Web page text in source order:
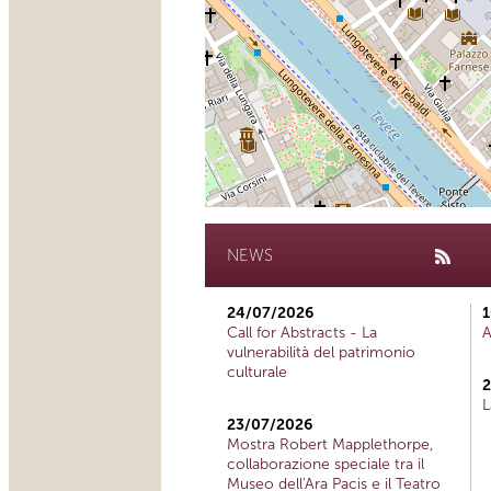
NEWS
24/07/2026
Call for Abstracts - La
vulnerabilità del patrimonio
culturale
23/07/2026
Mostra Robert Mapplethorpe,
collaborazione speciale tra il
Museo dell'Ara Pacis e il Teatro